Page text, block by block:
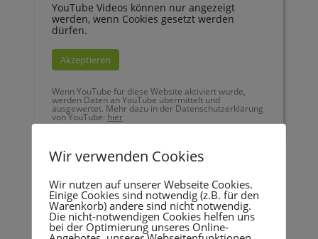
YouTube Videos können nur angezeigt
werden, wenn Cookies gesetzt werden
dürfen.
Akzeptieren
Wenn YouTube für diese Website aktiviert wurde,
werden Daten an YouTube übermittelt und
ausgewertet. Mehr dazu in der Datenschutzerklärung
von YouTube: hier
Wir verwenden Cookies
Wir nutzen auf unserer Webseite Cookies.
Einige Cookies sind notwendig (z.B. für den
Warenkorb) andere sind nicht notwendig.
Die nicht-notwendigen Cookies helfen uns
bei der Optimierung unseres Online-